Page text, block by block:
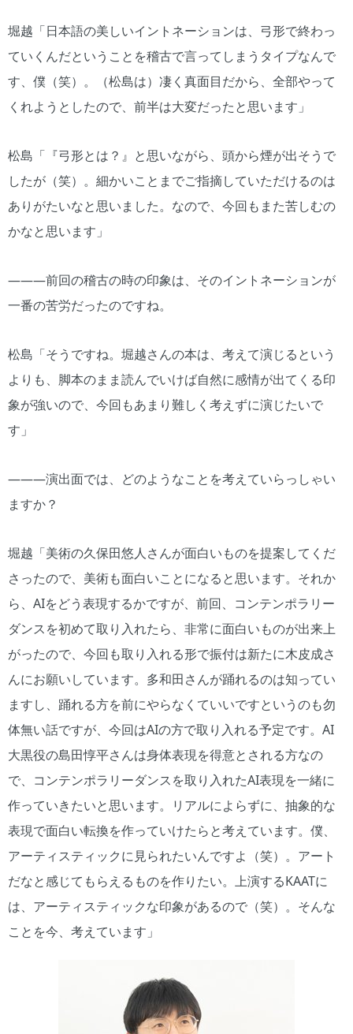
堀越「日本語の美しいイントネーションは、弓形で終わっ
ていくんだということを稽古で言ってしまうタイプなんで
す、僕（笑）。（松島は）凄く真面目だから、全部やって
くれようとしたので、前半は大変だったと思います」
松島「『弓形とは？』と思いながら、頭から煙が出そうで
したが（笑）。細かいことまでご指摘していただけるのは
ありがたいなと思いました。なので、今回もまた苦しむの
かなと思います」
―――前回の稽古の時の印象は、そのイントネーションが
一番の苦労だったのですね。
松島「そうですね。堀越さんの本は、考えて演じるという
よりも、脚本のまま読んでいけば自然に感情が出てくる印
象が強いので、今回もあまり難しく考えずに演じたいで
す」
―――演出面では、どのようなことを考えていらっしゃい
ますか？
堀越「美術の久保田悠人さんが面白いものを提案してくだ
さったので、美術も面白いことになると思います。それか
ら、AIをどう表現するかですが、前回、コンテンポラリー
ダンスを初めて取り入れたら、非常に面白いものが出来上
がったので、今回も取り入れる形で振付は新たに木皮成さ
んにお願いしています。多和田さんが踊れるのは知ってい
ますし、踊れる方を前にやらなくていいですというのも勿
体無い話ですが、今回はAIの方で取り入れる予定です。AI
大黒役の島田惇平さんは身体表現を得意とされる方なの
で、コンテンポラリーダンスを取り入れたAI表現を一緒に
作っていきたいと思います。リアルによらずに、抽象的な
表現で面白い転換を作っていけたらと考えています。僕、
アーティスティックに見られたいんですよ（笑）。アート
だなと感じてもらえるものを作りたい。上演するKAATに
は、アーティスティックな印象があるので（笑）。そんな
ことを今、考えています」